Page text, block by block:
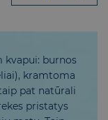
kvapui: burnos
kramtoma
pat natūrali
pristatys